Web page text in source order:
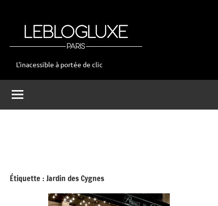
leblogluxe
L'inacessible à portée de clic
Étiquette :Jardin des Cygnes